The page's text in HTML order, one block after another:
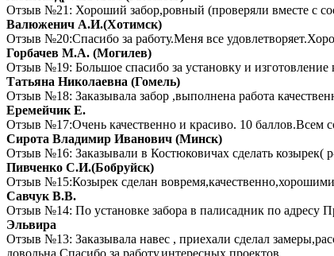
Отзыв №21: Хороший забор,ровный (проверяли вместе с
Валюженич А.И.(Хотимск)
Отзыв №20:Спасибо за работу.Меня все
Горбачев М.А. (Могилев)
Отзыв №19: Большое спасибо за установку и
Татьяна Николаевна (Гомель)
Отзыв №18: Заказывала забор ,выполнена работа
Еремейчик Е.
Отзыв №17:Очень качественно и красиво. 10 баллов.Всем
Сирота Владимир Иванович (Минск)
Отзыв №16: Заказывали в Костюковичах сделать козырек(
Пивченко С.И.(Бобруйск)
Отзыв №15:Козырек сделан
Савчук В.В.
Отзыв №14: По установке забора в палисадник по адресу
Эльвира
Отзыв №13: Заказывала навес , приехали сделал